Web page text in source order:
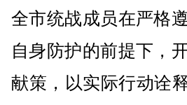
全市统战成员在严格
自身防护的前提下，
献策，以实际行动诠